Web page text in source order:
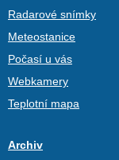
Radarové snímky
Meteostanice
Počasí u vás
Webkamery
Teplotní mapa
Archiv